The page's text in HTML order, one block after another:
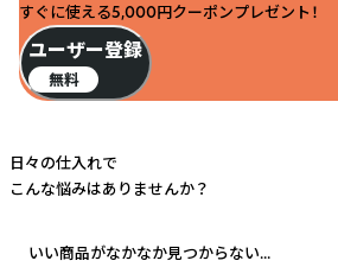
すぐに使える5,000円クーポンプレゼント！
ユーザー登録
無料
日々の仕入れで
こんな悩みはありませんか？
いい商品がなかなか見つからない...